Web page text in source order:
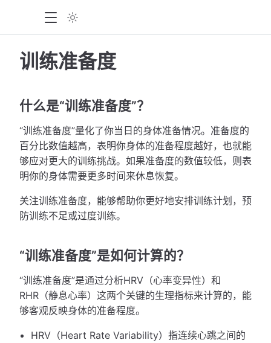
训练准备度
什么是“训练准备度”？
“训练准备度”量化了你当日的身体准备情况。准备度的
百分比数值越高，表明你身体的准备程度越好，也就能
够应对更大的训练挑战。如果准备度的数值较低，则表
明你的身体需要更多时间来休息恢复。
关注训练准备度，能够帮助你更好地安排训练计划，预
防训练不足或过度训练。
“训练准备度”是如何计算的？
“训练准备度”是通过分析HRV（心率变异性）和
RHR（静息心率）这两个关键的生理指标来计算的，能
够客观反映身体的准备程度。
HRV（Heart Rate Variability）指连续心跳之间的